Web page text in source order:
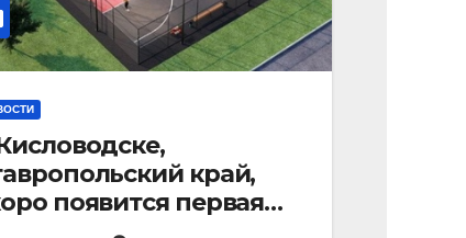
край,
появится первая
площадка».